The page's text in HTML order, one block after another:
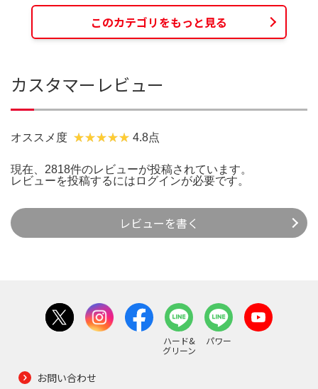
このカテゴリをもっと見る
カスタマーレビュー
オススメ度 4.8点
現在、2818件のレビューが投稿されています。
レビューを投稿するには ログインが必要です。
レビューを書く
ハード&
グリーン
パワー
お問い合わせ